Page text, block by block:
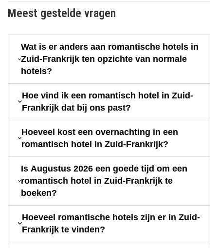
Meest gestelde vragen
Wat is er anders aan romantische hotels in
Zuid-Frankrijk ten opzichte van normale
hotels?
Hoe vind ik een romantisch hotel in Zuid-
Frankrijk dat bij ons past?
Hoeveel kost een overnachting in een
romantisch hotel in Zuid-Frankrijk?
Is Augustus 2026 een goede tijd om een
romantisch hotel in Zuid-Frankrijk te
boeken?
Hoeveel romantische hotels zijn er in Zuid-
Frankrijk te vinden?